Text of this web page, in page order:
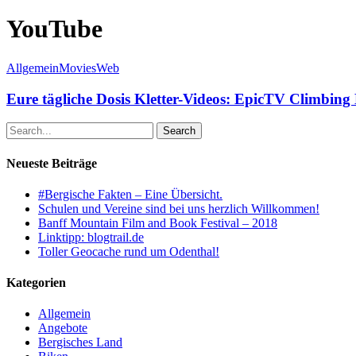
YouTube
AllgemeinMoviesWeb
Eure tägliche Dosis Kletter-Videos: EpicTV Climbing
Search
Neueste Beiträge
#Bergische Fakten – Eine Übersicht.
Schulen und Vereine sind bei uns herzlich Willkommen!
Banff Mountain Film and Book Festival – 2018
Linktipp: blogtrail.de
Toller Geocache rund um Odenthal!
Kategorien
Allgemein
Angebote
Bergisches Land